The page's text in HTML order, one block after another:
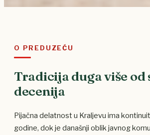
O PREDUZEĆU
Tradicija duga više od
decenija
Pijačna delatnost u Kraljevu ima
godine, dok je današnji oblik javnog